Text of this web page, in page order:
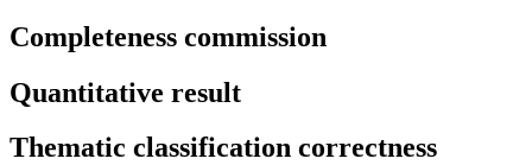
Completeness commission
Quantitative result
Thematic classification correctness